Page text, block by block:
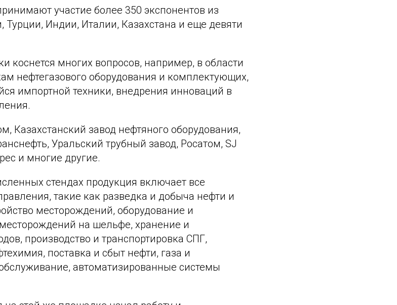
участие более 350 экспонентов из
Индии, Италии, Казахстана и еще девяти
коснется многих вопросов, например, в области
нефтегазового оборудования и комплектующих,
импортной техники, внедрения инноваций в
Казахстанский завод нефтяного оборудования,
Уральский трубный завод, Росатом, SJ
и многие другие.
стендах продукция включает все
такие как разведка и добыча нефти и
месторождений, оборудование и
на шельфе, хранение и
производство и транспортировка СПГ,
поставка и сбыт нефти, газа и
автоматизированные системы